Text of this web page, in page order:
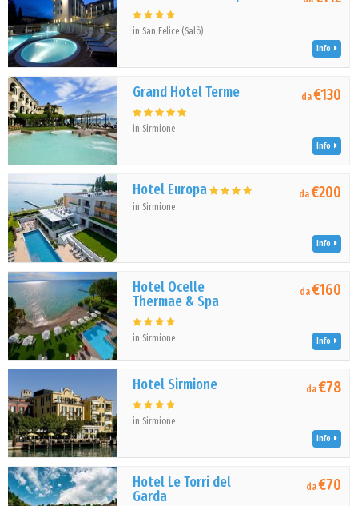
in San Felice (Salò)
Info
Grand Hotel Terme
in Sirmione
da€130
Info
Hotel Europa
in Sirmione
da€200
Info
Hotel Ocelle
Thermae & Spa
in Sirmione
da€160
Info
Hotel Sirmione
in Sirmione
da€78
Info
Hotel Le Torri del
Garda
da€70